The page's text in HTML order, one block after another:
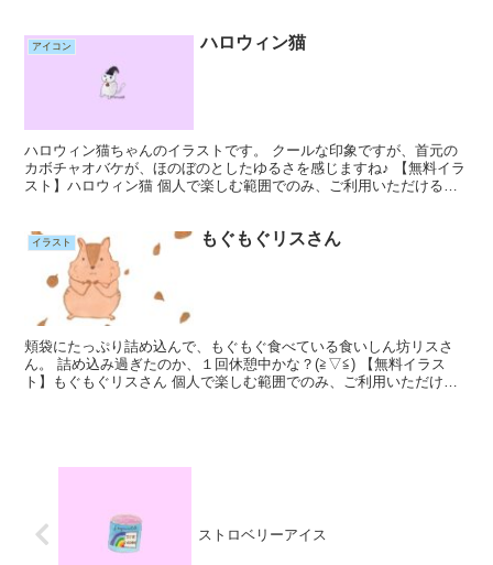
アイコン ハロウィン猫
ハロウィン猫ちゃんのイラストです。 クールな印象ですが、首元の
カボチャオバケが、ほのぼのとしたゆるさを感じますね♪ 【無料イラ
スト】ハロウィン猫 個人で楽しむ範囲でのみ、ご利用いただけるフ
イラスト もぐもぐリスさん
頬袋にたっぷり詰め込んで、もぐもぐ食べている食いしん坊リスさ
ん。 詰め込み過ぎたのか、１回休憩中かな？(≧▽≦) 【無料イラス
ト】もぐもぐリスさん 個人で楽しむ範囲でのみ、ご利用いただける
ストロベリーアイス